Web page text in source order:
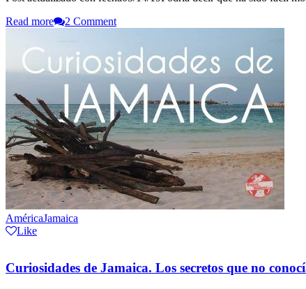
Read more
2 Comment
AméricaJamaica
Like
Curiosidades de Jamaica. Los secretos que no